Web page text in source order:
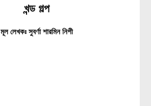
খন্ড গল্প
মূল লেখকঃ সুবর্ণা শারমিন নিশী